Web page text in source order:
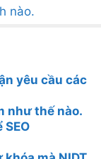
nào.
yêu cầu các
như thế nào.